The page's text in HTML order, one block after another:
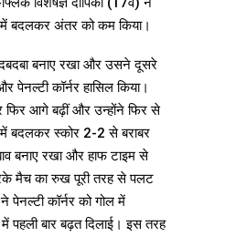
में बदलकर अंतर को कम किया।
बनाए रखा और उसने दूसरे
पेनल्टी कॉर्नर हासिल किया।
फिर आगे बढ़ीं और उन्होंने फिर से
में बदलकर स्कोर 2-2 से बराबर
बनाए रखा और हाफ टाइम से
मैच का रुख पूरी तरह से पलट
पेनल्टी कॉर्नर को गोल में
पहली बार बढ़त दिलाई। इस तरह